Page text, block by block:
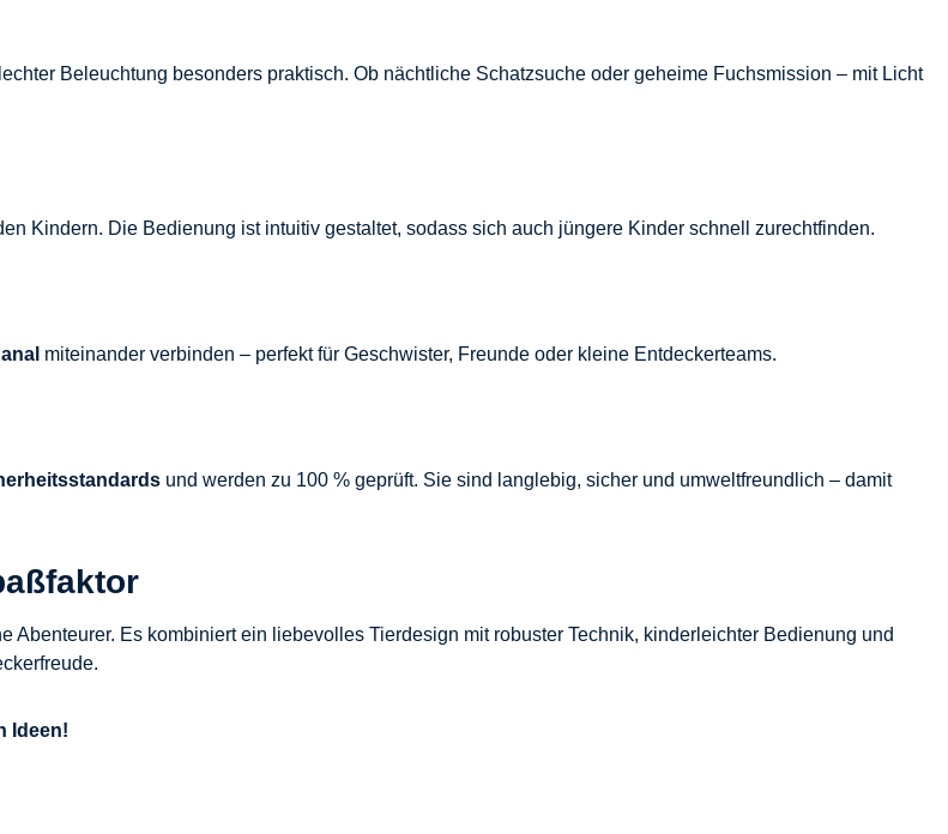
Beleuchtung besonders praktisch. Ob nächtliche Schatzsuche oder geheime Fuchsmission – mit Licht
Kindern. Die Bedienung ist intuitiv gestaltet, sodass sich auch jüngere Kinder schnell zurechtfinden.
miteinander verbinden – perfekt für Geschwister, Freunde oder kleine Entdeckerteams.
und werden zu 100 % geprüft. Sie sind langlebig, sicher und umweltfreundlich – damit
Abenteurer. Es kombiniert ein liebevolles Tierdesign mit robuster Technik, kinderleichter Bedienung und
Ideen!